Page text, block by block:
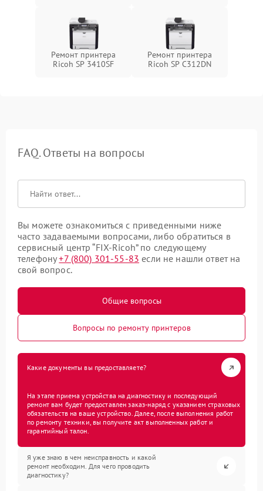
Ремонт принтера
Ricoh SP 3410SF
Ремонт принтера
Ricoh SP C312DN
FAQ. Ответы на вопросы
Вы можете ознакомиться с приведенными ниже
часто задаваемыми вопросами, либо обратиться в
сервисный центр “FIX-Ricoh” по следующему
телефону+7 (800) 301-55-83 если не нашли ответ на
свой вопрос.
Общие вопросы
Вопросы по ремонту принтеров
Какие документы вы предоставляете?
На этапе приема устройства на диагностику и последующий
ремонт вам будет предоставлен заказ-наряд с указанием страховых
обязательств на ваше устройство. Далее, после выполнения работ
по ремонту техники, вы получите акт выполненных работ и
гарантийный талон.
Я уже знаю в чем неисправность и какой
ремонт необходим. Для чего проводить
диагностику?